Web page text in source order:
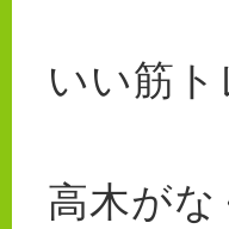
いい筋
高木が